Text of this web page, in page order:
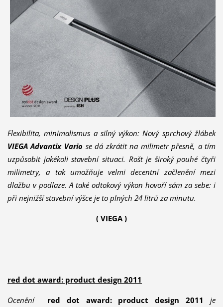
Flexibilita, minimalismus a silný výkon: Nový sprchový žlábek
VIEGA Advantix Vario se dá zkrátit na milimetr přesně, a tím
uzpůsobit jakékoli stavební situaci. Rošt je široký pouhé čtyři
milimetry, a tak umožňuje velmi decentní začlenění mezi
dlažbu v podlaze. A také odtokový výkon hovoří sám za sebe: i
při nejnižší stavební výšce je to plných 24 litrů za minutu.
( VIEGA )
red dot award: product design 2011
Ocenění red dot award: product design 2011je